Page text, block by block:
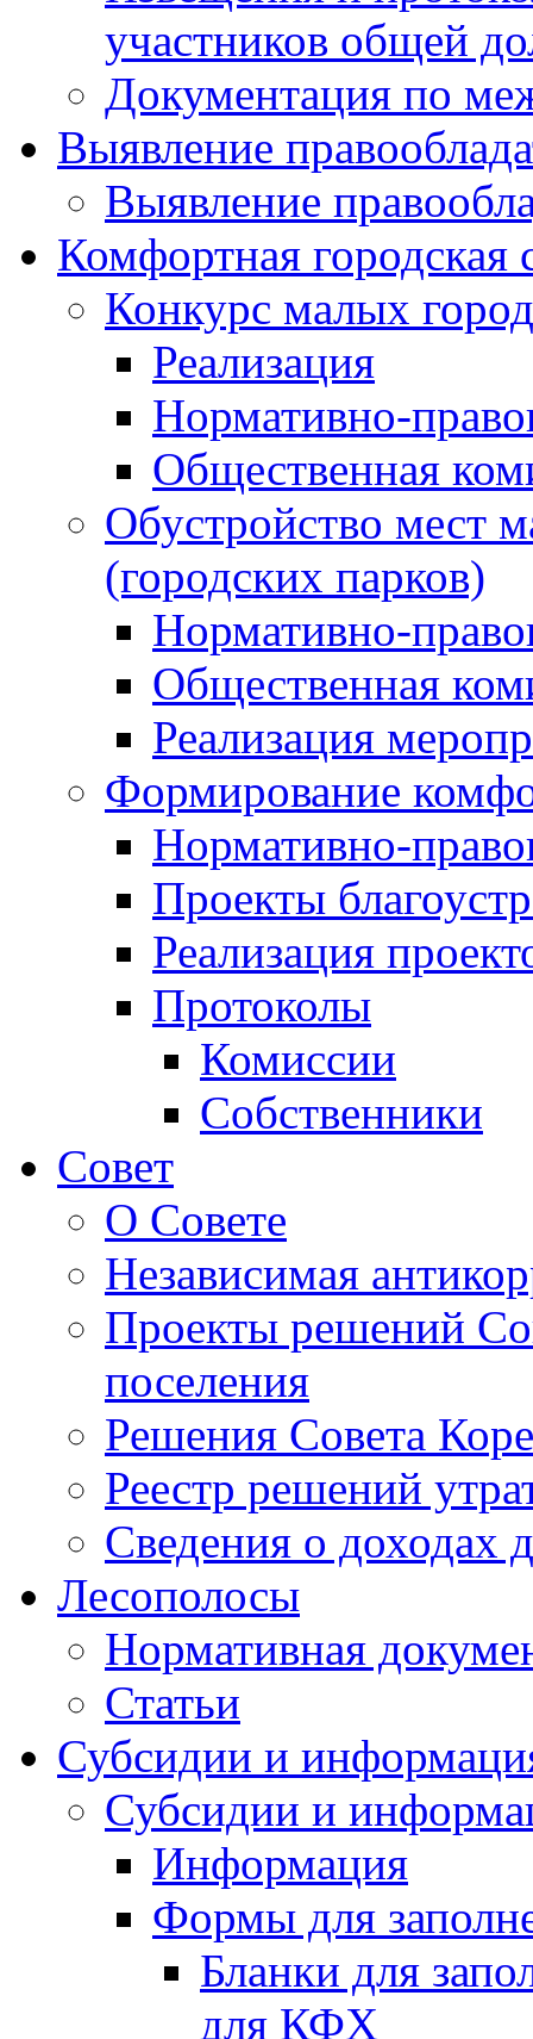
участников общей
Документация по
Выявление
Выявление
Комфортная городская
Конкурс малых
Реализация
Нормативно-
Общественная
Обустройство мест
(городских парков)
Нормативно-
Общественная
Реализация
Формирование
Нормативно-
Проекты
Реализация
Протоколы
Комиссии
Собственники
Совет
О Совете
Независимая
Проекты решений
поселения
Решения Совета
Реестр решений
Сведения о доходах
Лесополосы
Нормативная
Статьи
Субсидии и
Субсидии и
Информация
Формы для
Бланки для
для КФХ